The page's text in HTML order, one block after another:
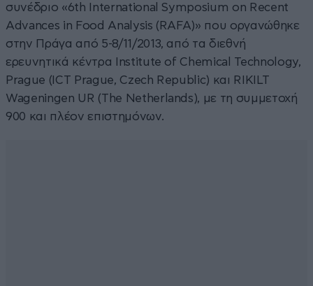
συνέδριο «6th International Symposium on Recent
Advances in Food Analysis (RAFA)» που οργανώθηκε
στην Πράγα από 5-8/11/2013, από τα διεθνή
ερευνητικά κέντρα Institute of Chemical Technology,
Prague (ICT Prague, Czech Republic) και RIKILT
Wageningen UR (The Netherlands), με τη συμμετοχή
900 και πλέον επιστημόνων.